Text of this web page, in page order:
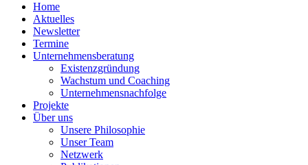
Home
Aktuelles
Newsletter
Termine
Unternehmensberatung
Existenzgründung
Wachstum und Coaching
Unternehmensnachfolge
Projekte
Über uns
Unsere Philosophie
Unser Team
Netzwerk